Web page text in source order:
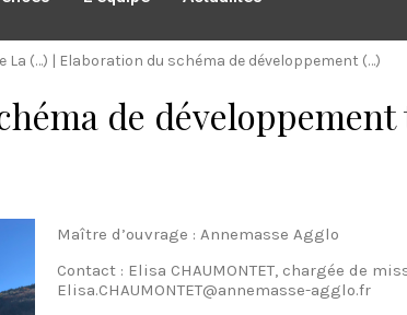
La (…) | Elaboration du schéma de développement (…)
de
Maître d’ouvrage : Annemasse Agglo
Contact : Elisa CHAUMONTET, chargée de
Elisa.CHAUMONTET@annemasse-agglo.fr